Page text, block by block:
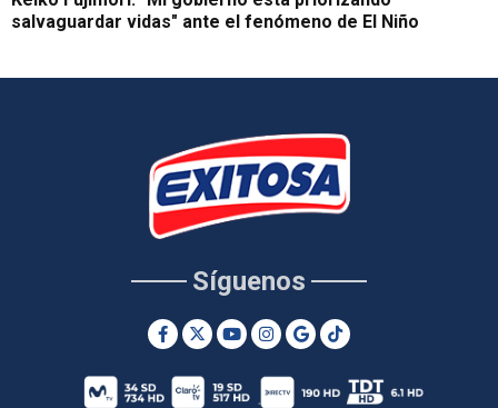
salvaguardar vidas" ante el fenómeno de El Niño
Síguenos